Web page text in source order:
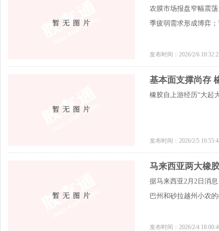
农膜市场报盘窄幅震
季疲弱需求形成博弈
发布时间：2026/2/6
基本面支撑尚存
橡胶自上游经历“大起
发布时间：2026/2/5
马来西亚两大橡
据马来西亚2月2日消
巴州和砂拉越州小农
发布时间：2026/2/4